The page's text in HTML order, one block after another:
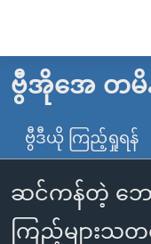
လွယ်ကူ
စေ
သည့်
များ
ပင်မ
မူလစာမျက်နှာ
မြန်မာ
ကမ္ဘာ့သတင်းများ
နိုင်ငံတကာ
အမေရိကန်
ဗွီဒီယို
သတင်းလွတ်လပ်ခွင့်
ဗွီအိုအေ တမိ
ဗွီဒီယို ကြည့်ရှုရန်
ဆင်ကန်တဲ့ ဘေ
ကြည့်များသတ